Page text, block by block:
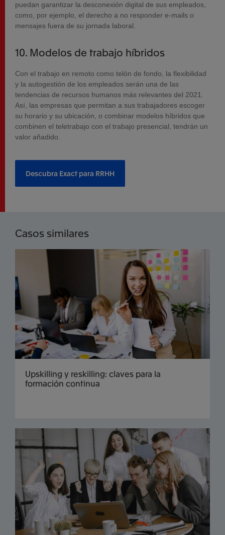
puedan garantizar la desconexión digital de sus empleados,
como, por ejemplo, el derecho a no responder e-mails o
mensajes fuera de su jornada laboral.
10. Modelos de trabajo híbridos
Con el trabajo en remoto como telón de fondo, la flexibilidad
y la autogestión de los empleados serán una de las
tendencias de recursos humanos más relevantes del 2021.
Así, las empresas que permitan a sus trabajadores escoger
su horario y su ubicación, o combinar modelos híbridos que
combinen el teletrabajo con el trabajo presencial, tendrán un
valor añadido.
Descubra Exact para RRHH
Casos similares
Upskilling y reskilling: claves para la
formación continua